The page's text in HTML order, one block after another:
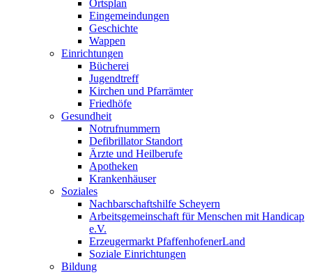
Ortsplan
Eingemeindungen
Geschichte
Wappen
Einrichtungen
Bücherei
Jugendtreff
Kirchen und Pfarrämter
Friedhöfe
Gesundheit
Notrufnummern
Defibrillator Standort
Ärzte und Heilberufe
Apotheken
Krankenhäuser
Soziales
Nachbarschaftshilfe Scheyern
Arbeitsgemeinschaft für Menschen mit Handicap
e.V.
Erzeugermarkt PfaffenhofenerLand
Soziale Einrichtungen
Bildung